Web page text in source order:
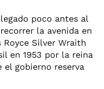
poco antes al
la avenida en
Silver Wraith
en 1953 por la reina
el gobierno reserva